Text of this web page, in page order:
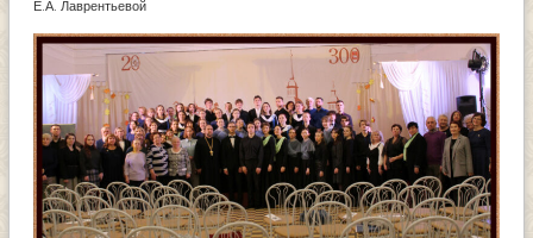
Е.А. Лаврентьевой